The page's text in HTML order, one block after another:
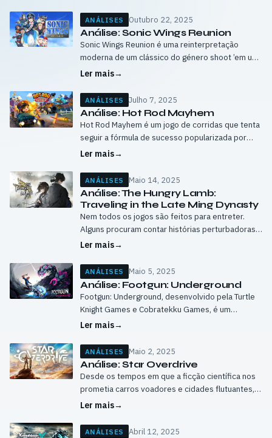
mecânicas complexas…
ANÁLISES Outubro 22, 2025
Análise: Sonic Wings Reunion
Sonic Wings Reunion é uma reinterpretação
moderna de um clássico do género shoot ’em up
conhecido no Ocidente como Aero Fighters. A
Ler mais→
ANÁLISES Julho 7, 2025
Análise: Hot Rod Mayhem
Hot Rod Mayhem é um jogo de corridas que tenta
seguir a fórmula de sucesso popularizada por
Mario Kart, oferecendo uma experiência de
Ler mais→
ANÁLISES Maio 14, 2025
Análise: The Hungry Lamb:
Traveling in the Late Ming Dynasty
Nem todos os jogos são feitos para entreter.
Alguns procuram contar histórias perturbadoras e
explorar as partes mais sombrias da humanidade.
Ler mais→
ANÁLISES Maio 5, 2025
Análise: Footgun: Underground
Footgun: Underground, desenvolvido pela Turtle
Knight Games e Cobratekku Games, é um
roguelike que se destaca pela sua mecânica de
maioria dos…
Ler mais→
ANÁLISES Maio 2, 2025
Análise: Star Overdrive
Desde os tempos em que a ficção científica nos
prometia carros voadores e cidades flutuantes,
que o desejo por tecnologias futuristas faz parte
Ler mais→
ANÁLISES Abril 12, 2025